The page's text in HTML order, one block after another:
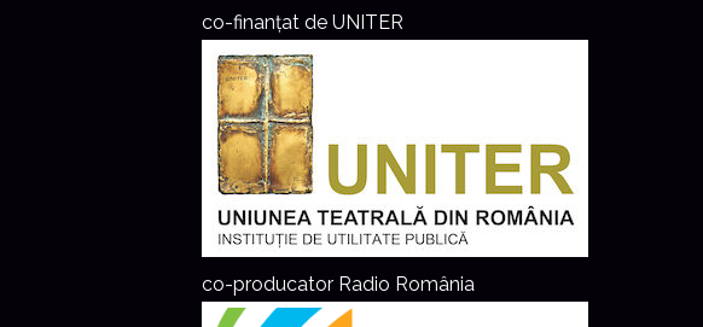
co-finanțat de UNITER
co-producator Radio România